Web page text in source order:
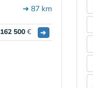
➔ 87 km
162 500 € ➔